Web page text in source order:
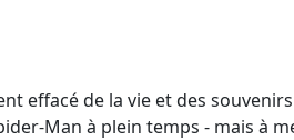
effacé de la vie et des
Man à plein temps - mais à